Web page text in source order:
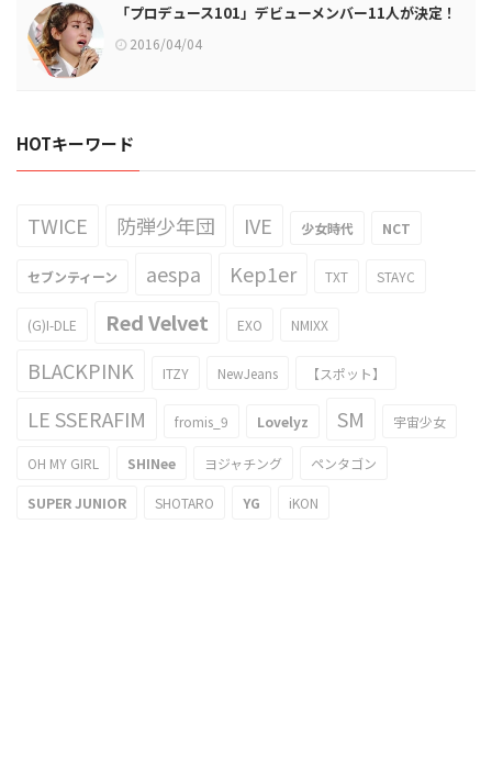
「プロデュース101」デビューメンバー11人が決定！
2016/04/04
HOTキーワード
TWICE 防弾少年団 IVE 少女時代 NCT
セブンティーン aespa Kep1er TXT STAYC
(G)I-DLE Red Velvet EXO NMIXX
BLACKPINK ITZY NewJeans 【スポット】
LE SSERAFIM fromis_9 Lovelyz SM 宇宙少女
OH MY GIRL SHINee ヨジャチング ペンタゴン
SUPER JUNIOR SHOTARO YG iKON